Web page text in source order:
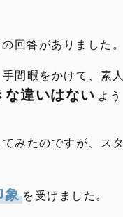
回答がありました。
間暇をかけて、素人
違いはない よう
みたのですが、スタ
象 を受けました。